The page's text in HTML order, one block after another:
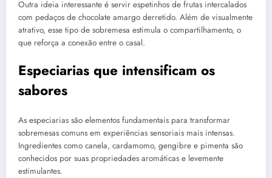
Outra ideia interessante é servir espetinhos de frutas intercalados
com pedaços de chocolate amargo derretido. Além de visualmente
atrativo, esse tipo de sobremesa estimula o compartilhamento, o
que reforça a conexão entre o casal.
Especiarias que intensificam os
sabores
As especiarias são elementos fundamentais para transformar
sobremesas comuns em experiências sensoriais mais intensas.
Ingredientes como canela, cardamomo, gengibre e pimenta são
conhecidos por suas propriedades aromáticas e levemente
estimulantes.